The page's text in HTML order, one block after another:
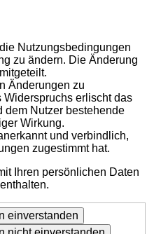
Nutzungsbedingungen
zu ändern. Die Änderung
Änderungen zu
erlischt das
dem Nutzer bestehende
Wirkung.
und verbindlich,
zugestimmt hat.
Ihren persönlichen Daten